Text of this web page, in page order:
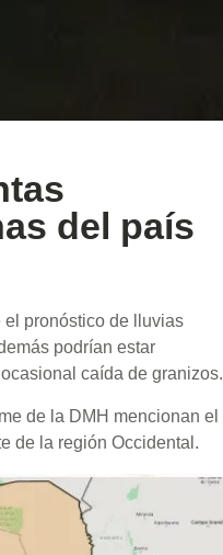
del país
pronóstico de lluvias
podrían estar
caída de granizos.
de la DMH mencionan el
de la región Occidental.